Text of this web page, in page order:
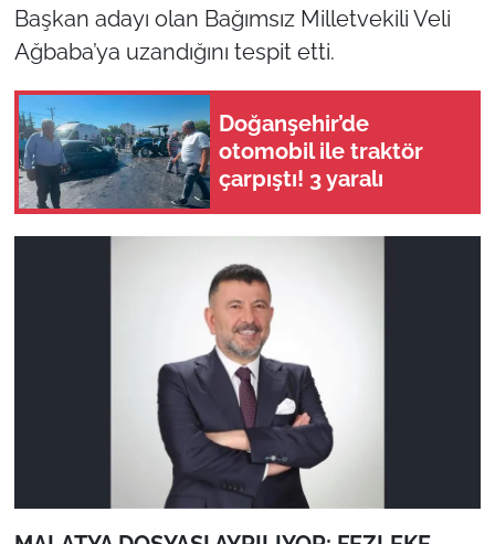
Başkan adayı olan Bağımsız Milletvekili Veli
Ağbaba’ya uzandığını tespit etti.
Doğanşehir’de
otomobil ile traktör
çarpıştı! 3 yaralı